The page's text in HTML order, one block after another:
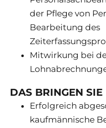
der Pflege von
Bearbeitung des
Mitwirkung bei
DAS BRINGEN SIE
Erfolgreich
kaufmännische